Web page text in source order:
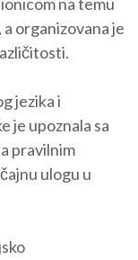
organizovana je
jezika i
je upoznala sa
pravilnim
ulogu u